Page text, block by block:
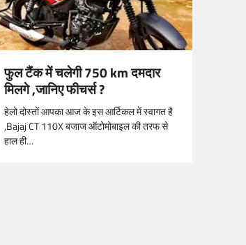
फुल टैंक में चलेगी 750 km दमदार
मिलगे ,जानिए फीचर्स ?
हेलो दोस्तों आपका आज के इस आर्टिकल में स्वागत है
,Bajaj CT 110X बजाज ऑटोमोबाइल की तरफ से
हाल ही…